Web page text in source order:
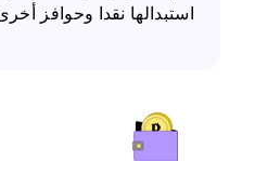
استبدالها نقدا وحوافز أخرى.